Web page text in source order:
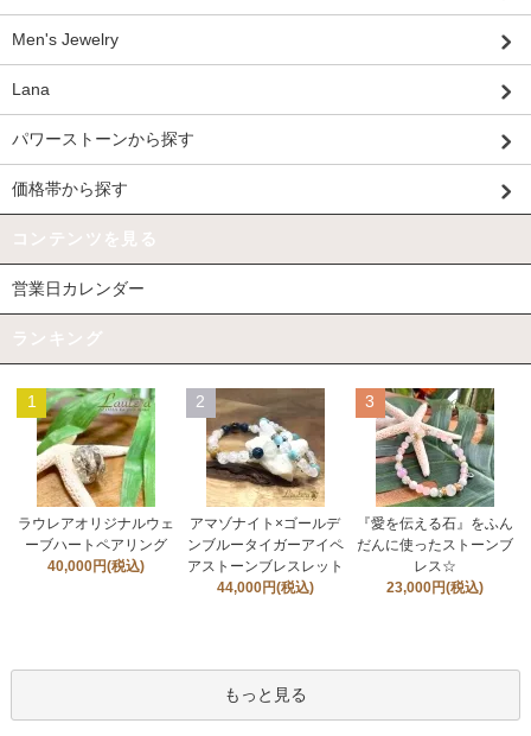
Men's Jewelry
Lana
パワーストーンから探す
価格帯から探す
コンテンツを見る
営業日カレンダー
ランキング
1
ラウレアオリジナルウェ
ーブハートペアリング
40,000円(税込)
2
アマゾナイト×ゴールデ
ンブルータイガーアイペ
アストーンブレスレット
44,000円(税込)
3
『愛を伝える石』をふん
だんに使ったストーンブ
レス☆
23,000円(税込)
もっと見る